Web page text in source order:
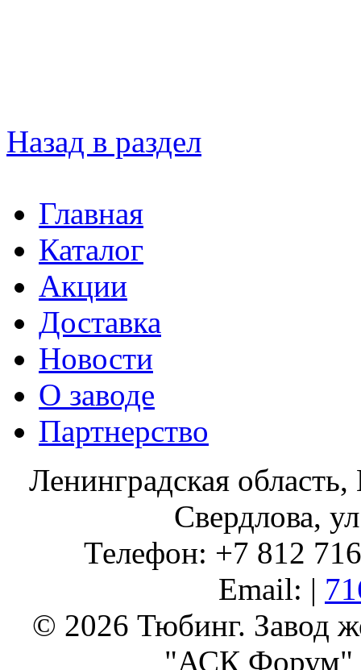
Назад в раздел
Главная
Каталог
Акции
Доставка
Новости
О заводе
Партнерство
Ленинградская
Свердлова,
Телефон: +7 812
Email: |
© 2026 Тюбинг. Завод
"АСК Форум"